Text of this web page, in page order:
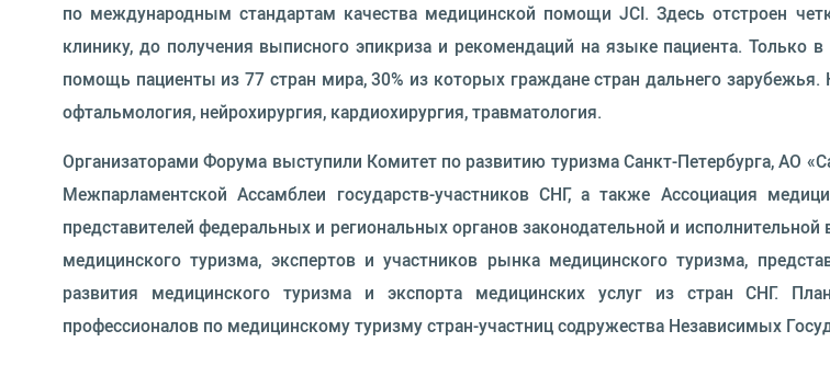
по международным стандартам качества медицинской помощи JCI. Здесь отстроен
клинику, до получения выписного эпикриза и рекомендаций на языке пациента.
помощь пациенты из 77 стран мира, 30% из которых граждане стран дальнего
офтальмология, нейрохирургия, кардиохирургия, травматология.
Организаторами Форума выступили Комитет по развитию туризма Санкт-Петербурга, АО
Межпарламентской Ассамблеи государств-участников СНГ, а также Ассоциация
представителей федеральных и региональных органов законодательной и
медицинского туризма, экспертов и участников рынка медицинского туризма,
развития медицинского туризма и экспорта медицинских услуг из стран СНГ.
профессионалов по медицинскому туризму стран-участниц содружества Независимых